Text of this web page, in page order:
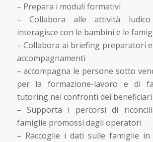
– Prepara i moduli formativi
– Collabora alle attività
interagisce con le bambini e le
– Collabora ai briefing preparatori
accompagnamenti
– accompagna le persone sotto
per la formazione-lavoro e di
tutoring nei confronti dei beneficiari
– Supporta i percorsi di
famiglie promossi dagli operatori
– Raccoglie i dati sulle famiglie in